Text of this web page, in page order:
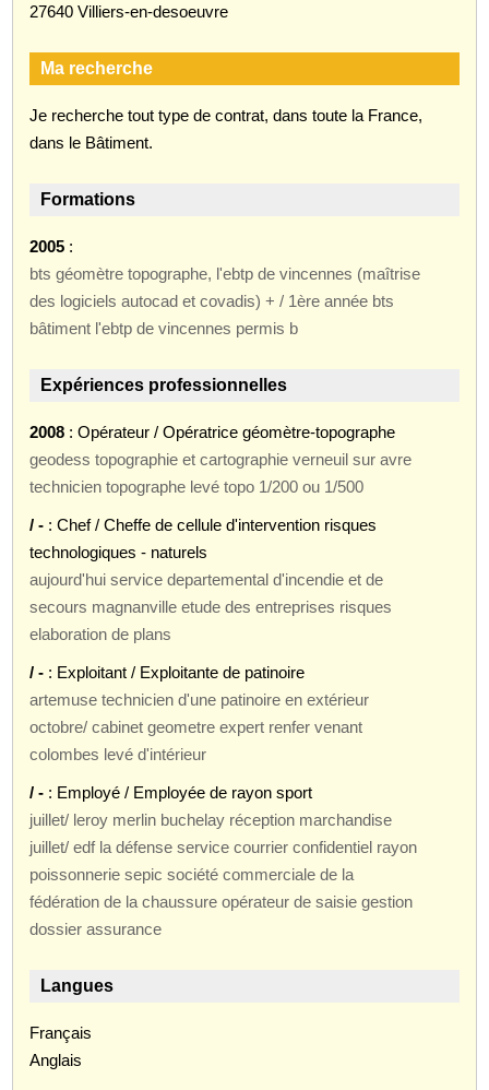
27640 Villiers-en-desoeuvre
Ma recherche
Je recherche tout type de contrat, dans toute la France,
dans le Bâtiment.
Formations
2005 :
bts géomètre topographe, l'ebtp de vincennes (maîtrise
des logiciels autocad et covadis) + / 1ère année bts
bâtiment l'ebtp de vincennes permis b
Expériences professionnelles
2008 : Opérateur / Opératrice géomètre-topographe
geodess topographie et cartographie verneuil sur avre
technicien topographe levé topo 1/200 ou 1/500
/ - : Chef / Cheffe de cellule d'intervention risques
technologiques - naturels
aujourd'hui service departemental d'incendie et de
secours magnanville etude des entreprises risques
elaboration de plans
/ - : Exploitant / Exploitante de patinoire
artemuse technicien d'une patinoire en extérieur
octobre/ cabinet geometre expert renfer venant
colombes levé d'intérieur
/ - : Employé / Employée de rayon sport
juillet/ leroy merlin buchelay réception marchandise
juillet/ edf la défense service courrier confidentiel rayon
poissonnerie sepic société commerciale de la
fédération de la chaussure opérateur de saisie gestion
dossier assurance
Langues
Français
Anglais